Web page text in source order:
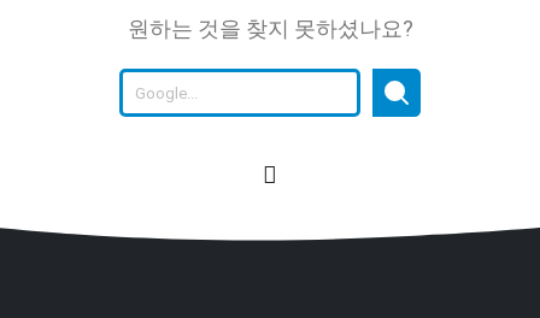
원하는 것을 찾지 못하셨나요?